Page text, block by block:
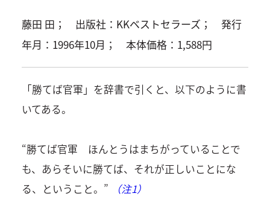
藤田 田； 出版社：KKベストセラーズ； 発行
年月：1996年10月； 本体価格：1,588円
「勝てば官軍」を辞書で引くと、以下のように書
いてある。
“勝てば官軍 ほんとうはまちがっていることで
も、あらそいに勝てば、それが正しいことにな
る、ということ。”
（注1）